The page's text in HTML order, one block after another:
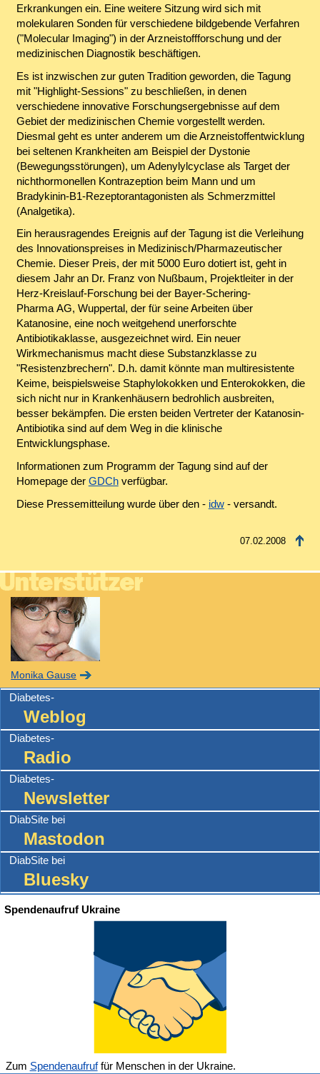
Erkrankungen ein. Eine weitere Sitzung wird sich mit
molekularen Sonden für verschiedene bildgebende Verfahren
("Molecular Imaging") in der Arzneistoffforschung und der
medizinischen Diagnostik beschäftigen.
Es ist inzwischen zur guten Tradition geworden, die Tagung
mit "Highlight-Sessions" zu beschließen, in denen
verschiedene innovative Forschungsergebnisse auf dem
Gebiet der medizinischen Chemie vorgestellt werden.
Diesmal geht es unter anderem um die Arzneistoffentwicklung
bei seltenen Krankheiten am Beispiel der Dystonie
(Bewegungsstörungen), um Adenylylcyclase als Target der
nichthormonellen Kontrazeption beim Mann und um
Bradykinin-B1-Rezeptorantagonisten als Schmerzmittel
(Analgetika).
Ein herausragendes Ereignis auf der Tagung ist die Verleihung
des Innovationspreises in Medizinisch/Pharmazeutischer
Chemie. Dieser Preis, der mit 5000 Euro dotiert ist, geht in
diesem Jahr an Dr. Franz von Nußbaum, Projektleiter in der
Herz-Kreislauf-Forschung bei der Bayer-Schering-
Pharma AG, Wuppertal, der für seine Arbeiten über
Katanosine, eine noch weitgehend unerforschte
Antibiotikaklasse, ausgezeichnet wird. Ein neuer
Wirkmechanismus macht diese Substanzklasse zu
"Resistenzbrechern". D.h. damit könnte man multiresistente
Keime, beispielsweise Staphylokokken und Enterokokken, die
sich nicht nur in Krankenhäusern bedrohlich ausbreiten,
besser bekämpfen. Die ersten beiden Vertreter der Katanosin-
Antibiotika sind auf dem Weg in die klinische
Entwicklungsphase.
Informationen zum Programm der Tagung sind auf der
Homepage der GDChverfügbar.
Diese Pressemitteilung wurde über den - idw- versandt.
07.02.2008
Monika Gause
Diabetes-
Weblog
Diabetes-
Radio
Diabetes-
Newsletter
DiabSite bei
Mastodon
DiabSite bei
Bluesky
Spendenaufruf Ukraine
Zum Spendenaufruffür Menschen in der Ukraine.